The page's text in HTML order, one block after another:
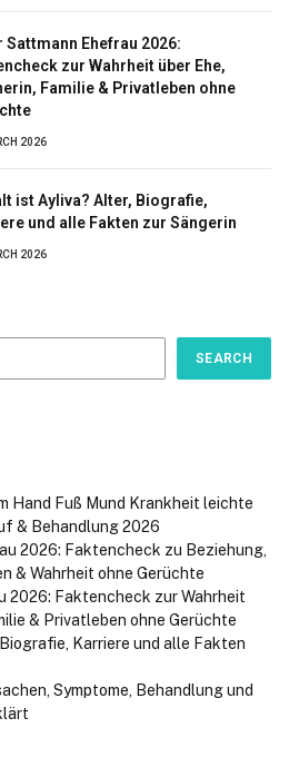
Sattmann Ehefrau 2026:
zur Wahrheit über Ehe,
Familie & Privatleben ohne
2026
ist Ayliva? Alter, Biografie,
und alle Fakten zur Sängerin
2026
SEARCH
Hand Fuß Mund Krankheit leichte
& Behandlung 2026
2026: Faktencheck zu Beziehung,
& Wahrheit ohne Gerüchte
2026: Faktencheck zur Wahrheit
& Privatleben ohne Gerüchte
Karriere und alle Fakten
Symptome, Behandlung und